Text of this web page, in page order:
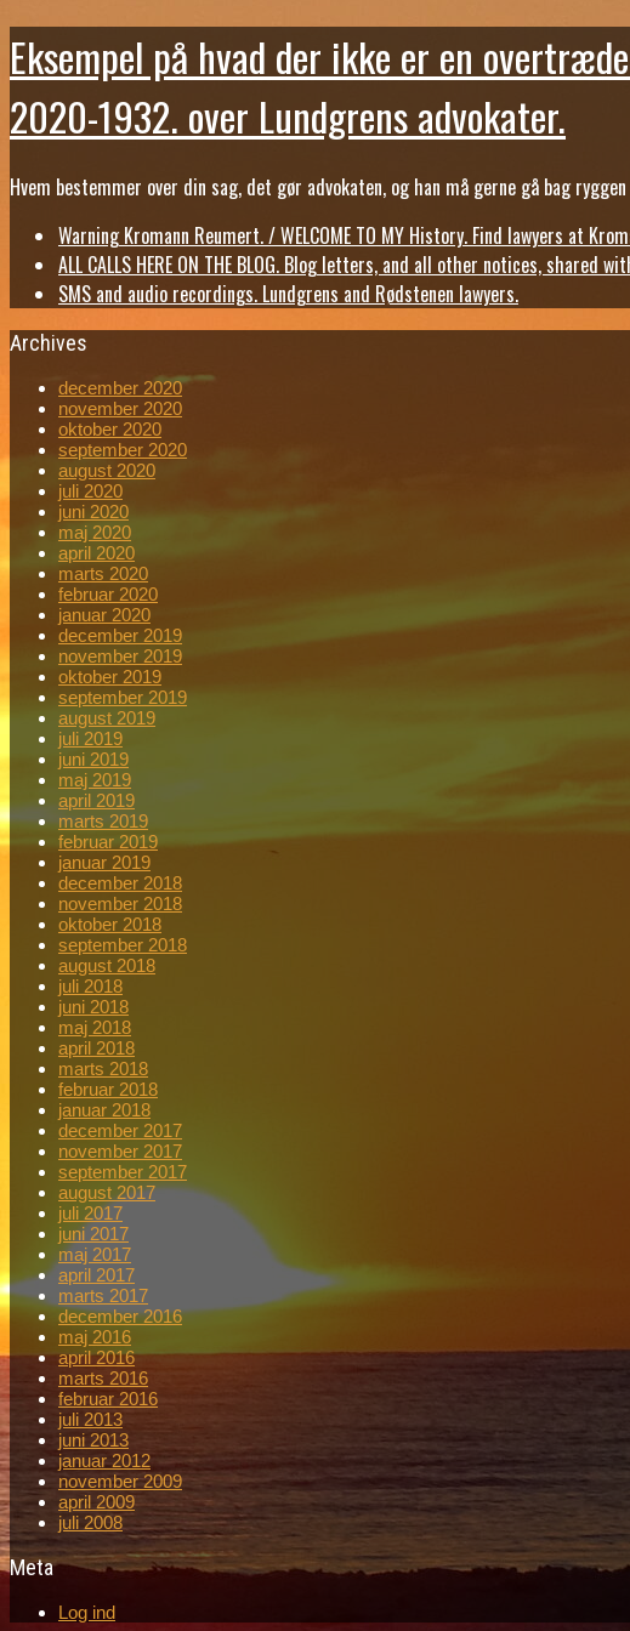
Eksempel på hvad der ikke er en
2020-1932. over Lundgrens advokater.
Hvem bestemmer over din sag, det gør advokaten, og han må gerne gå bag
Warning Kromann Reumert. / WELCOME TO MY History. Find lawyers at
ALL CALLS HERE ON THE BLOG. Blog letters, and all other notices, shared
SMS and audio recordings. Lundgrens and Rødstenen lawyers.
Archives
december 2020
november 2020
oktober 2020
september 2020
august 2020
juli 2020
juni 2020
maj 2020
april 2020
marts 2020
februar 2020
januar 2020
december 2019
november 2019
oktober 2019
september 2019
august 2019
juli 2019
juni 2019
maj 2019
april 2019
marts 2019
februar 2019
januar 2019
december 2018
november 2018
oktober 2018
september 2018
august 2018
juli 2018
juni 2018
maj 2018
april 2018
marts 2018
februar 2018
januar 2018
december 2017
november 2017
september 2017
august 2017
juli 2017
juni 2017
maj 2017
april 2017
marts 2017
december 2016
maj 2016
april 2016
marts 2016
februar 2016
juli 2013
juni 2013
januar 2012
november 2009
april 2009
juli 2008
Meta
Log ind